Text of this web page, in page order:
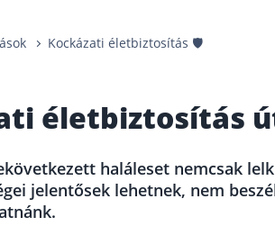
Kockázati életbiztosítás 🛡
életbiztosítás
haláleset nemcsak
jelentősek lehetnek, nem